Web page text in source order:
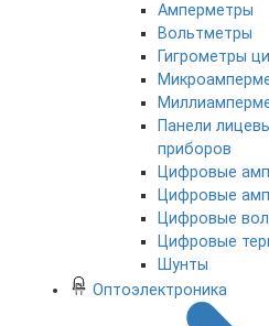
Амперметры
Вольтметры
Гигрометры
Панели
приборов
Цифровые
Цифровые
Цифровые
Цифровые
Шунты
Оптоэлектроника